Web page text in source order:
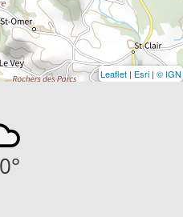
Leaflet | Esri | © IGN
°